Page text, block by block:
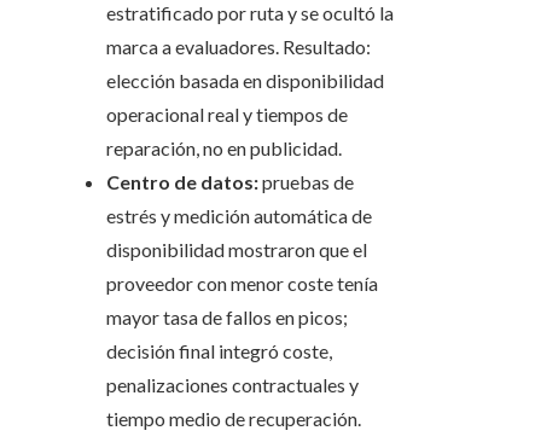
estratificado por ruta y se ocultó la
marca a evaluadores. Resultado:
elección basada en disponibilidad
operacional real y tiempos de
reparación, no en publicidad.
Centro de datos:pruebas de
estrés y medición automática de
disponibilidad mostraron que el
proveedor con menor coste tenía
mayor tasa de fallos en picos;
decisión final integró coste,
penalizaciones contractuales y
tiempo medio de recuperación.